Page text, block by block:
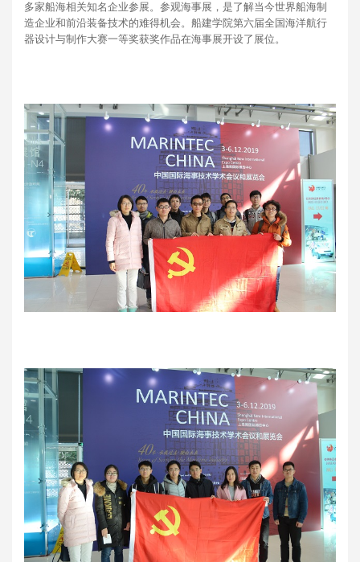
多家船海相关知名企业参展。参观海事展，是了解当今世界船海制
造企业和前沿装备技术的难得机会。船建学院第六届全国海洋航行
器设计与制作大赛一等奖获奖作品在海事展开设了展位。